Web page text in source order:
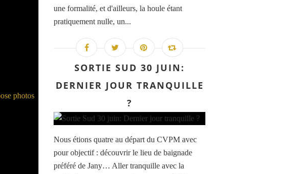
une formalité, et d'ailleurs, la houle étant
pratiquement nulle, un...
SORTIE SUD 30 JUIN:
DERNIER JOUR TRANQUILLE
?
Nous étions quatre au départ du CVPM avec
pour objectif : découvrir le lieu de baignade
préféré de Jany… Aller tranquille avec la